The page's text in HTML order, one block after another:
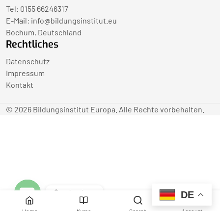
Tel: 0155 66246317
E-Mail: info@bildungsinstitut.eu
Bochum, Deutschland
Rechtliches
Datenschutz
Impressum
Kontakt
© 2026 Bildungsinstitut Europa. Alle Rechte vorbehalten.
DE
Contact us
Open